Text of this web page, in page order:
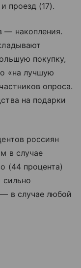
проезд (17).
— накопления.
покупку,
«на лучшую
опроса.
на подарки
россиян
в случае
(44 процента)
сильно
в случае любой